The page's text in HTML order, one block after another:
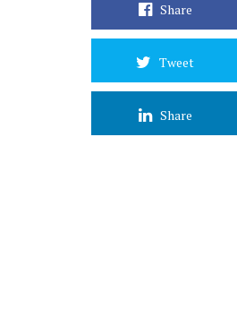
Share
Tweet
Share